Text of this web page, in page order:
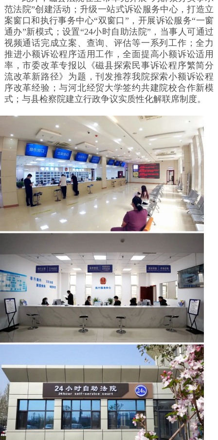
范法院”创建活动；升级一站式诉讼服务中心，打造立
案窗口和执行事务中心“双窗口”，开展诉讼服务“一窗
通办”新模式；设置“24小时自助法院”，当事人可通过
视频通话完成立案、查询、评估等一系列工作；全力
推进小额诉讼程序适用工作，全面提高小额诉讼适用
率，市委改革专报以《磁县探索民事诉讼程序繁简分
流改革新路径》为题，刊发推荐我院探索小额诉讼程
序改革经验；与河北经贸大学签约共建院校合作新模
式；与县检察院建立行政争议实质性化解联席制度。